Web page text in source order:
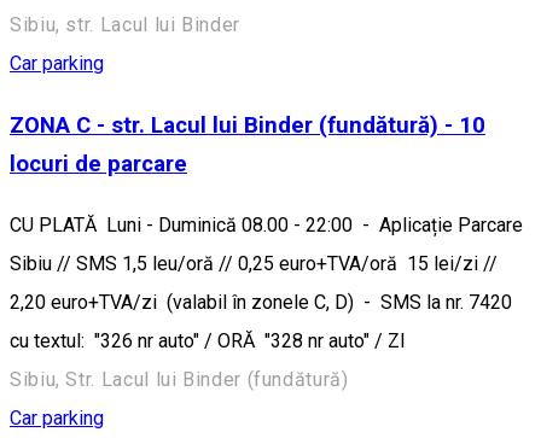
Sibiu, str. Lacul lui Binder
Car parking
ZONA C - str. Lacul lui Binder (fundătură) - 10
locuri de parcare
CU PLATĂ Luni - Duminică 08.00 - 22:00 - Aplicație Parcare
Sibiu // SMS 1,5 leu/oră // 0,25 euro+TVA/oră 15 lei/zi //
2,20 euro+TVA/zi (valabil în zonele C, D) - SMS la nr. 7420
cu textul: "326 nr auto" / ORĂ "328 nr auto" / ZI
Sibiu, Str. Lacul lui Binder (fundătură)
Car parking